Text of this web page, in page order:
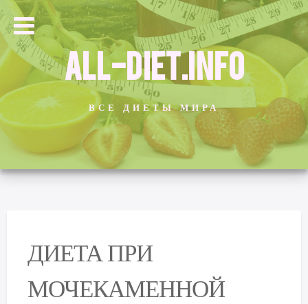
ALL-DIET.INFO
ВСЕ ДИЕТЫ МИРА
ДИЕТА ПРИ
МОЧЕКАМЕННОЙ